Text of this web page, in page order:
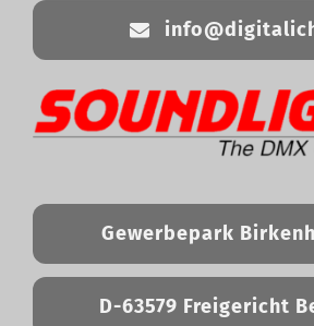
Gewerbepark
D-63579 Freigericht